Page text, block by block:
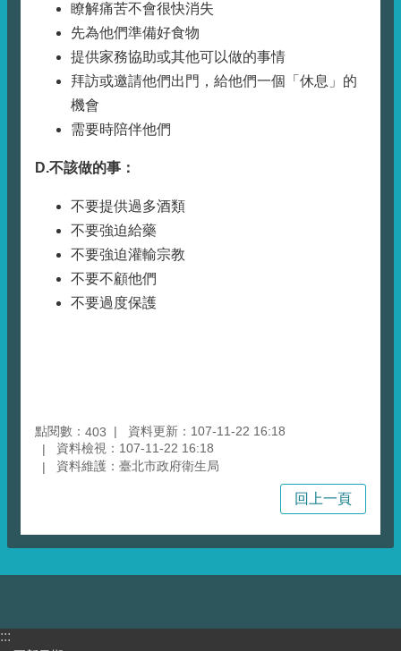
瞭解痛苦不會很快消失
先為他們準備好食物
提供家務協助或其他可以做的事情
拜訪或邀請他們出門，給他們一個「休息」的
機會
需要時陪伴他們
D.不該做的事：
不要提供過多酒類
不要強迫給藥
不要強迫灌輸宗教
不要不顧他們
不要過度保護
點閱數： 403
資料更新：107-11-22 16:18
資料檢視：107-11-22 16:18
資料維護：臺北市政府衛生局
回上一頁
:::